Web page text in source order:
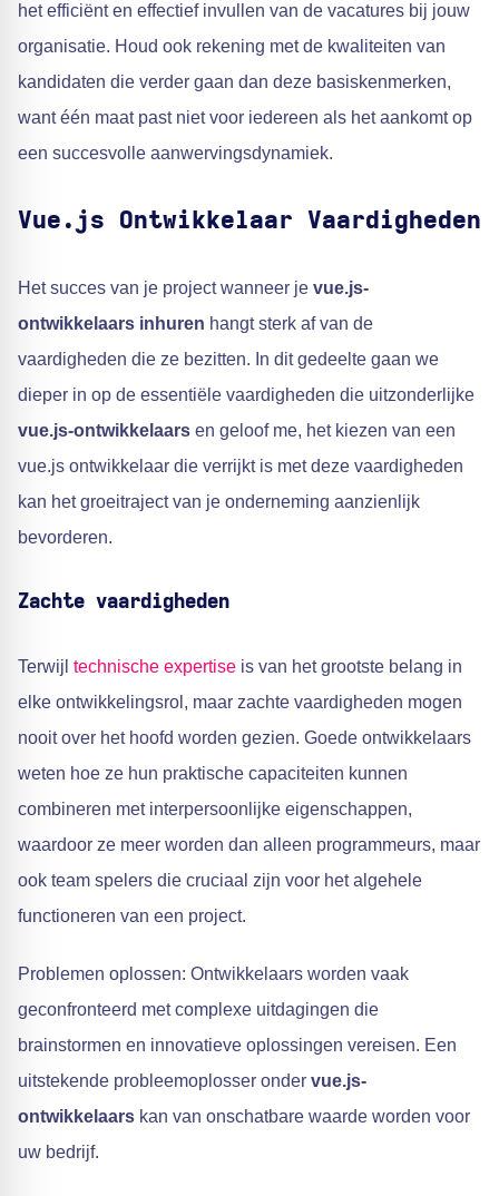
het efficiënt en effectief invullen van de vacatures bij jouw
organisatie. Houd ook rekening met de kwaliteiten van
kandidaten die verder gaan dan deze basiskenmerken,
want één maat past niet voor iedereen als het aankomt op
een succesvolle aanwervingsdynamiek.
Vue.js Ontwikkelaar Vaardigheden
Het succes van je project wanneer je vue.js-
ontwikkelaars inhuren hangt sterk af van de
vaardigheden die ze bezitten. In dit gedeelte gaan we
dieper in op de essentiële vaardigheden die uitzonderlijke
vue.js-ontwikkelaars en geloof me, het kiezen van een
vue.js ontwikkelaar die verrijkt is met deze vaardigheden
kan het groeitraject van je onderneming aanzienlijk
bevorderen.
Zachte vaardigheden
Terwijl technische expertise is van het grootste belang in
elke ontwikkelingsrol, maar zachte vaardigheden mogen
nooit over het hoofd worden gezien. Goede ontwikkelaars
weten hoe ze hun praktische capaciteiten kunnen
combineren met interpersoonlijke eigenschappen,
waardoor ze meer worden dan alleen programmeurs, maar
ook team spelers die cruciaal zijn voor het algehele
functioneren van een project.
Problemen oplossen: Ontwikkelaars worden vaak
geconfronteerd met complexe uitdagingen die
brainstormen en innovatieve oplossingen vereisen. Een
uitstekende probleemoplosser onder vue.js-
ontwikkelaars kan van onschatbare waarde worden voor
uw bedrijf.